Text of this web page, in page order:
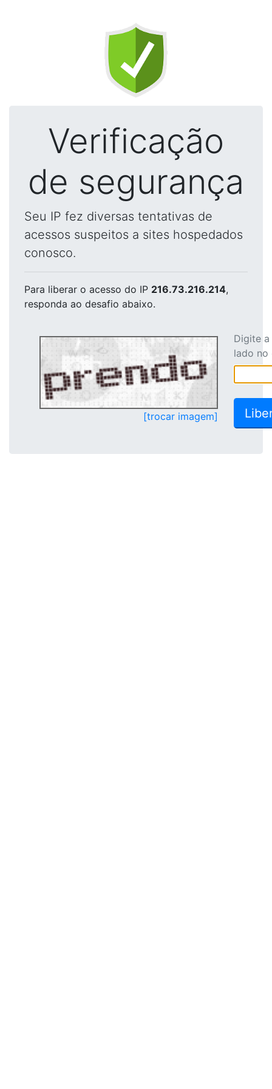
Verificação
de segurança
Seu IP fez diversas tentativas de
acessos suspeitos a sites hospedados
conosco.
Para liberar o acesso do IP 216.73.216.214,
responda ao desafio abaixo.
[trocar imagem]
Digite
lado no